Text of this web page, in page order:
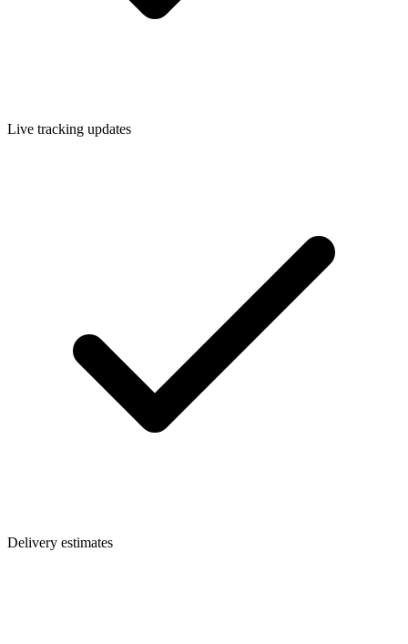
Live tracking updates
Delivery estimates